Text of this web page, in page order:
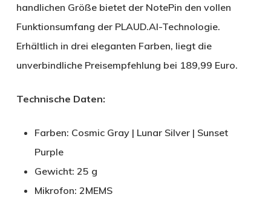
handlichen Größe bietet der NotePin den vollen
Funktionsumfang der PLAUD.AI-Technologie.
Erhältlich in drei eleganten Farben, liegt die
unverbindliche Preisempfehlung bei 189,99 Euro.
Technische Daten:
Farben: Cosmic Gray | Lunar Silver | Sunset
Purple
Gewicht: 25 g
Mikrofon: 2MEMS